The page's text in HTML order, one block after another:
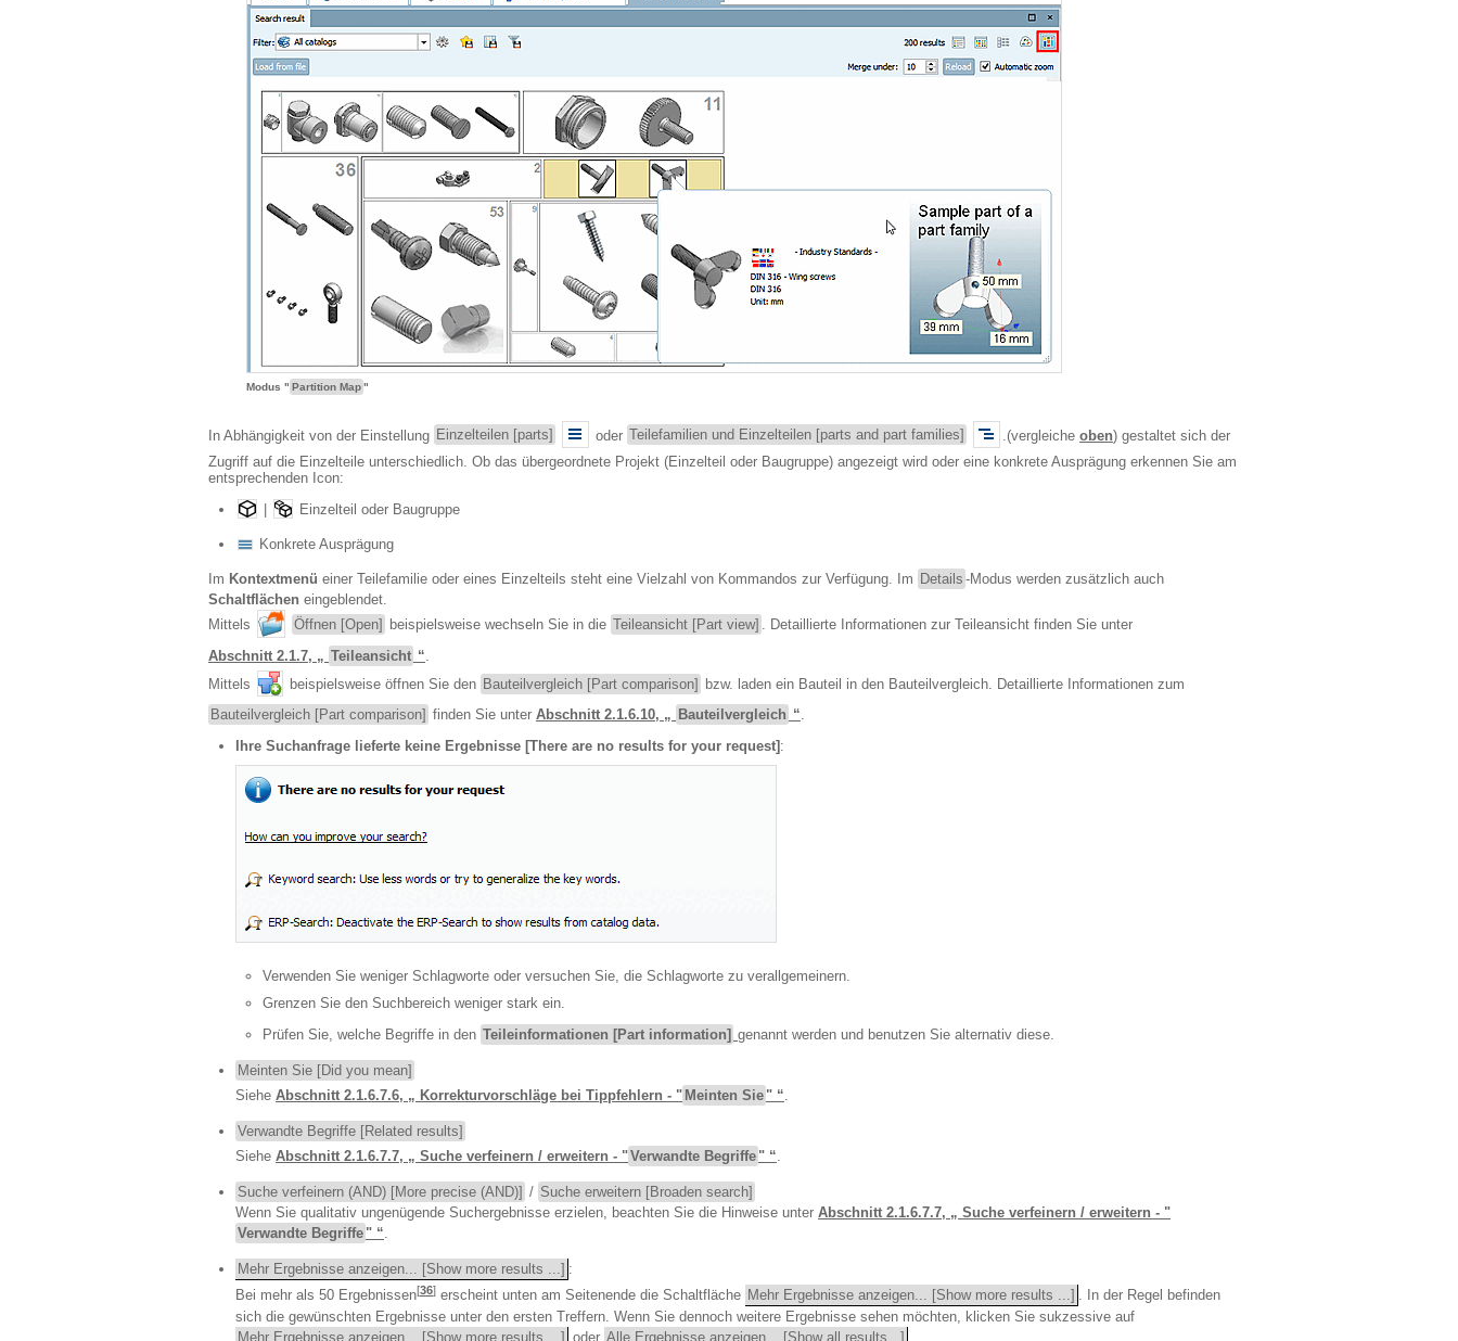
Modus " Partition Map"
In Abhängigkeit von der Einstellung Einzelteilen [parts] oder Teilefamilien und Einzelteilen [parts and part families] .(vergleiche oben) gestaltet sich der
Zugriff auf die Einzelteile unterschiedlich. Ob das übergeordnete Projekt (Einzelteil oder Baugruppe) angezeigt wird oder eine konkrete Ausprägung erkennen Sie am
entsprechenden Icon:
Einzelteil oder Baugruppe
Konkrete Ausprägung
Im Kontextmenü einer Teilefamilie oder eines Einzelteils steht eine Vielzahl von Kommandos zur Verfügung. Im Details -Modus werden zusätzlich auch
Schaltflächen eingeblendet.
Mittels
Öffnen [Open] beispielsweise wechseln Sie in die Teileansicht [Part view]
. Detaillierte Informationen zur Teileansicht finden Sie unter
Abschnitt 2.1.7, „ Teileansicht “
Mittels
beispielsweise öffnen Sie den Bauteilvergleich [Part comparison]
bzw. laden ein Bauteil in den Bauteilvergleich. Detaillierte Informationen zum
Bauteilvergleich [Part comparison] finden Sie unter Abschnitt 2.1.6.10, „ Bauteilvergleich “
Ihre Suchanfrage lieferte keine Ergebnisse [There are no results for your request] :
Verwenden Sie weniger Schlagworte oder versuchen Sie, die Schlagworte zu verallgemeinern.
Grenzen Sie den Suchbereich weniger stark ein.
Prüfen Sie, welche Begriffe in den Teileinformationen [Part information] genannt werden und benutzen Sie alternativ diese.
Meinten Sie [Did you mean]
Siehe Abschnitt 2.1.6.7.6, „ Korrekturvorschläge bei Tippfehlern - " Meinten Sie " “
Verwandte Begriffe [Related results]
Siehe Abschnitt 2.1.6.7.7, „ Suche verfeinern / erweitern - "Verwandte Begriffe " “
Suche verfeinern (AND) [More precise (AND)] / Suche erweitern [Broaden search]
Wenn Sie qualitativ ungenügende Suchergebnisse erzielen, beachten Sie die Hinweise unter Abschnitt 2.1.6.7.7, „ Suche verfeinern / erweitern - "
Verwandte Begriffe " “
Mehr Ergebnisse anzeigen... [Show more results ...] :
Bei mehr als 50 Ergebnissen[36] erscheint unten am Seitenende die Schaltfläche Mehr Ergebnisse anzeigen... [Show more results ...]
. In der Regel befinden
sich die gewünschten Ergebnisse unter den ersten Treffern. Wenn Sie dennoch weitere Ergebnisse sehen möchten, klicken Sie sukzessive auf
Mehr Ergebnisse anzeigen... [Show more results ...] oder Alle Ergebnisse anzeigen... [Show all results...]